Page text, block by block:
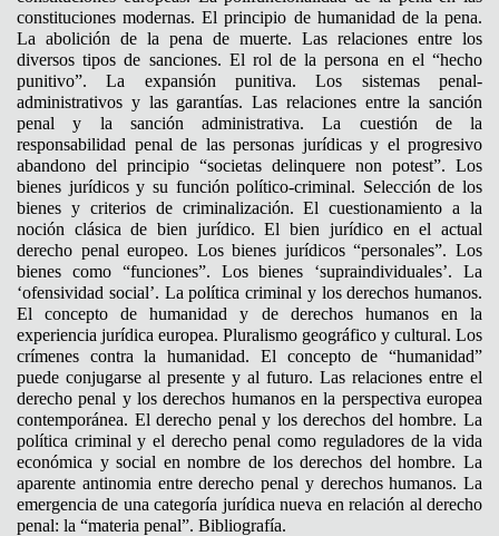
constituciones modernas. El principio de humanidad de la pena.
La abolición de la pena de muerte. Las relaciones entre los
diversos tipos de sanciones. El rol de la persona en el “hecho
punitivo”. La expansión punitiva. Los sistemas penal-
administrativos y las garantías. Las relaciones entre la sanción
penal y la sanción administrativa. La cuestión de la
responsabilidad penal de las personas jurídicas y el progresivo
abandono del principio “societas delinquere non potest”. Los
bienes jurídicos y su función político-criminal. Selección de los
bienes y criterios de criminalización. El cuestionamiento a la
noción clásica de bien jurídico. El bien jurídico en el actual
derecho penal europeo. Los bienes jurídicos “personales”. Los
bienes como “funciones”. Los bienes ‘supraindividuales’. La
‘ofensividad social’. La política criminal y los derechos humanos.
El concepto de humanidad y de derechos humanos en la
experiencia jurídica europea. Pluralismo geográfico y cultural. Los
crímenes contra la humanidad. El concepto de “humanidad”
puede conjugarse al presente y al futuro. Las relaciones entre el
derecho penal y los derechos humanos en la perspectiva europea
contemporánea. El derecho penal y los derechos del hombre. La
política criminal y el derecho penal como reguladores de la vida
económica y social en nombre de los derechos del hombre. La
aparente antinomia entre derecho penal y derechos humanos. La
emergencia de una categoría jurídica nueva en relación al derecho
penal: la “materia penal”. Bibliografía.